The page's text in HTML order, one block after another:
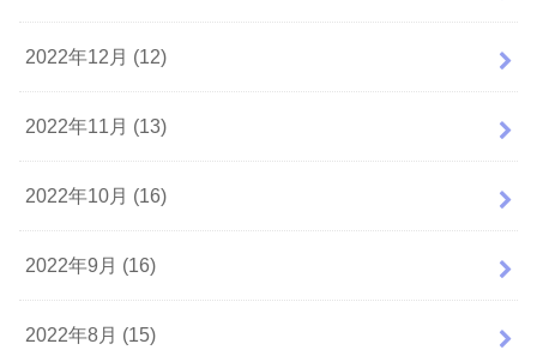
2022年12月 (12)
2022年11月 (13)
2022年10月 (16)
2022年9月 (16)
2022年8月 (15)